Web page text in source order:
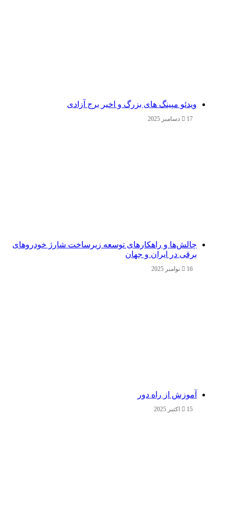
ویدئو مپینگ های بزرگ و اخیر برج آزادی
17 دسامبر 2025
چالش‌ها و راهکارهای توسعه زیرساخت شارژ خودروهای
برقی در ایران و جهان
16 نوامبر 2025
آموزش از راه دور
15 اکتبر 2025